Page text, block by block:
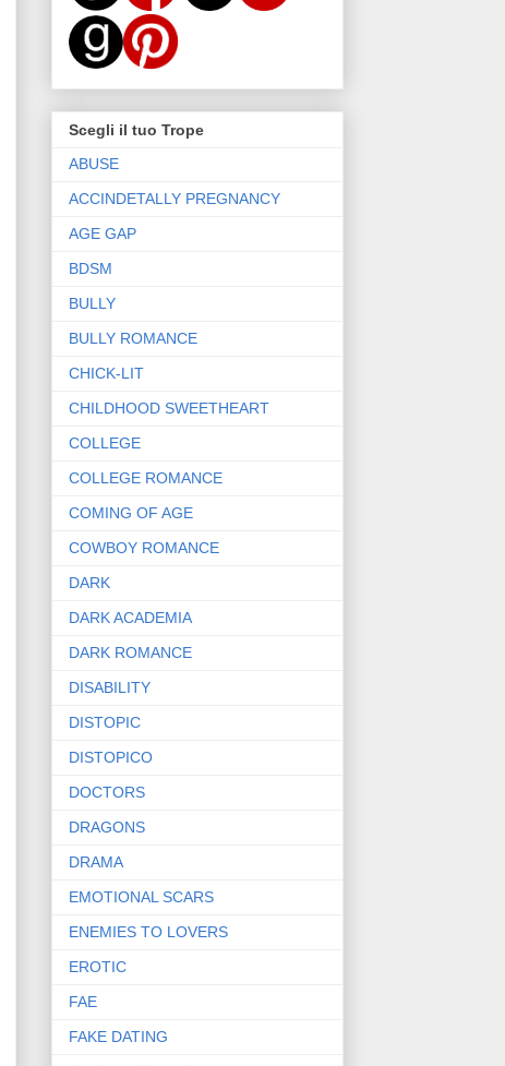
Scegli il tuo Trope
ABUSE
ACCINDETALLY PREGNANCY
AGE GAP
BDSM
BULLY
BULLY ROMANCE
CHICK-LIT
CHILDHOOD SWEETHEART
COLLEGE
COLLEGE ROMANCE
COMING OF AGE
COWBOY ROMANCE
DARK
DARK ACADEMIA
DARK ROMANCE
DISABILITY
DISTOPIC
DISTOPICO
DOCTORS
DRAGONS
DRAMA
EMOTIONAL SCARS
ENEMIES TO LOVERS
EROTIC
FAE
FAKE DATING